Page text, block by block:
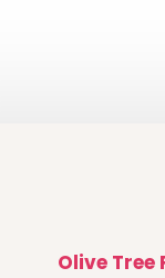
Olive Tree